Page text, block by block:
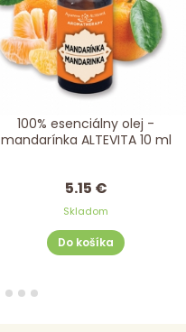
100% esenciálny olej -
mandarínka ALTEVITA 10 ml
5.15 €
Skladom
Do košíka